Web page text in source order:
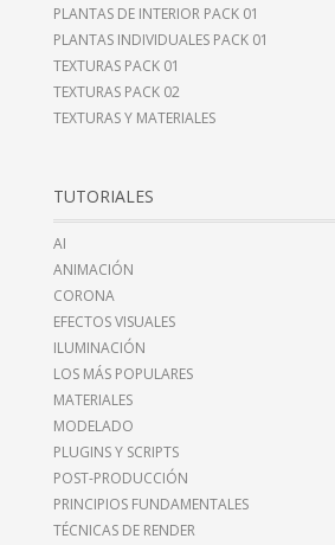
PLANTAS DE INTERIOR PACK 01
PLANTAS INDIVIDUALES PACK 01
TEXTURAS PACK 01
TEXTURAS PACK 02
TEXTURAS Y MATERIALES
TUTORIALES
AI
ANIMACIÓN
CORONA
EFECTOS VISUALES
ILUMINACIÓN
LOS MÁS POPULARES
MATERIALES
MODELADO
PLUGINS Y SCRIPTS
POST-PRODUCCIÓN
PRINCIPIOS FUNDAMENTALES
TÉCNICAS DE RENDER